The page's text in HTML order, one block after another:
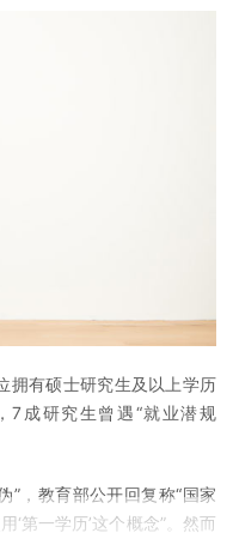
拥有硕士研究生及以上学历
7成研究生曾遇“就业潜规
”，教育部公开回复称“国家
‘第一学历’这个概念”。然而